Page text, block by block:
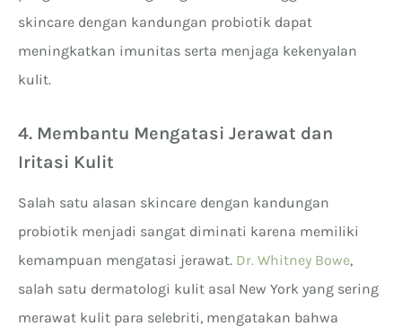
skincare dengan kandungan probiotik dapat
meningkatkan imunitas serta menjaga kekenyalan
kulit.
4. Membantu Mengatasi Jerawat dan
Iritasi Kulit
Salah satu alasan skincare dengan kandungan
probiotik menjadi sangat diminati karena memiliki
kemampuan mengatasi jerawat. Dr. Whitney Bowe,
salah satu dermatologi kulit asal New York yang sering
merawat kulit para selebriti, mengatakan bahwa